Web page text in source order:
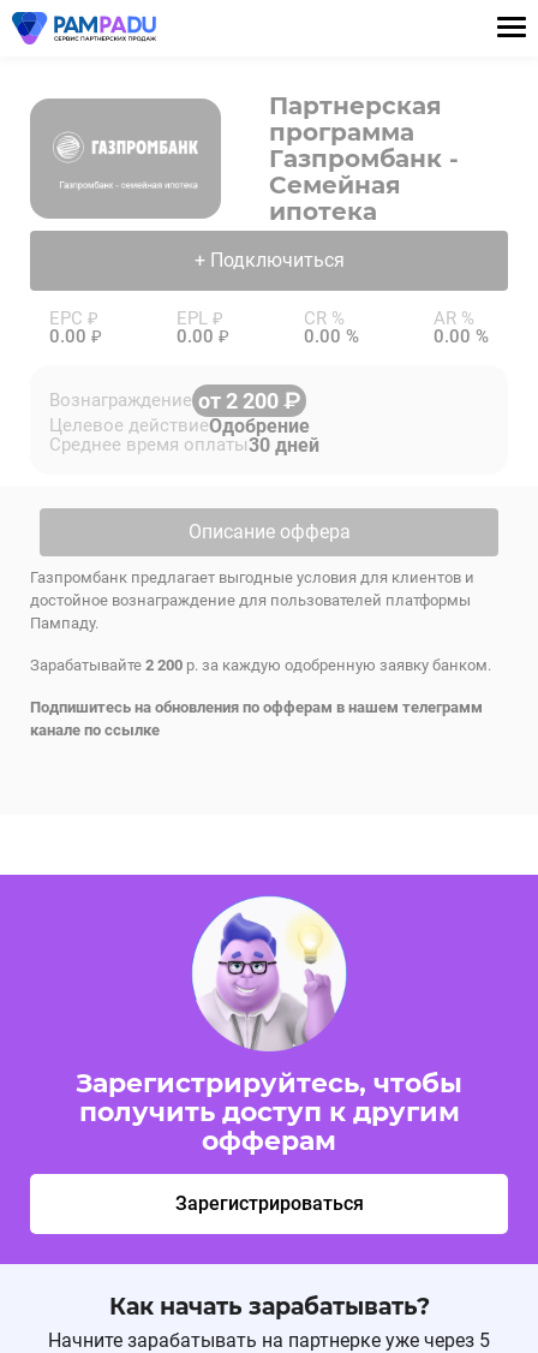
Партнерская
программа
Газпромбанк -
Семейная
ипотека
+ Подключиться
EPC ₽
0.00 ₽
EPL ₽
0.00 ₽
CR %
0.00 %
AR %
0.00 %
Вознаграждение от 2 200
Целевое действиеОдобрение
Среднее время оплаты30 дней
Описание оффера
Газпромбанк предлагает выгодные условия для клиентов и
достойное вознаграждение для пользователей платформы
Пампаду.
Зарабатывайте 2 200 р. за каждую одобренную заявку банком.
Подпишитесь на обновления по офферам в нашем телеграмм
канале по ссылке
Зарегистрируйтесь, чтобы
получить доступ к другим
офферам
Зарегистрироваться
Как начать зарабатывать?
Начните зарабатывать на партнерке уже через 5